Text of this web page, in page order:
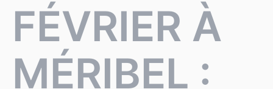
FÉVRIER À
MÉRIBEL :